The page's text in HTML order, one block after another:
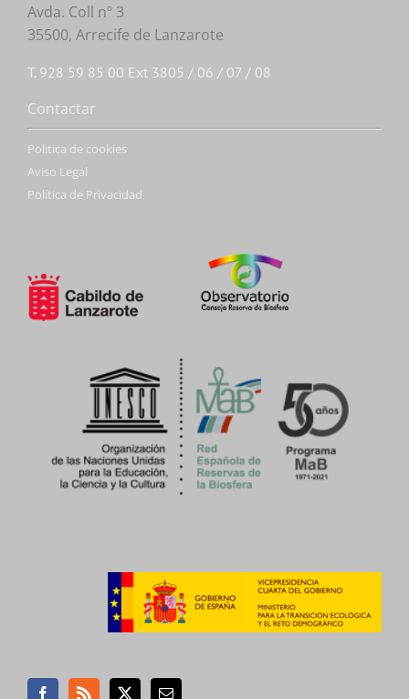
Avda. Coll nº 3
35500, Arrecife de Lanzarote
T. 928 59 85 00 Ext 3805 / 06 / 07 / 08
Contactar
Politica de cookies
Aviso Legal
Política de Privacidad